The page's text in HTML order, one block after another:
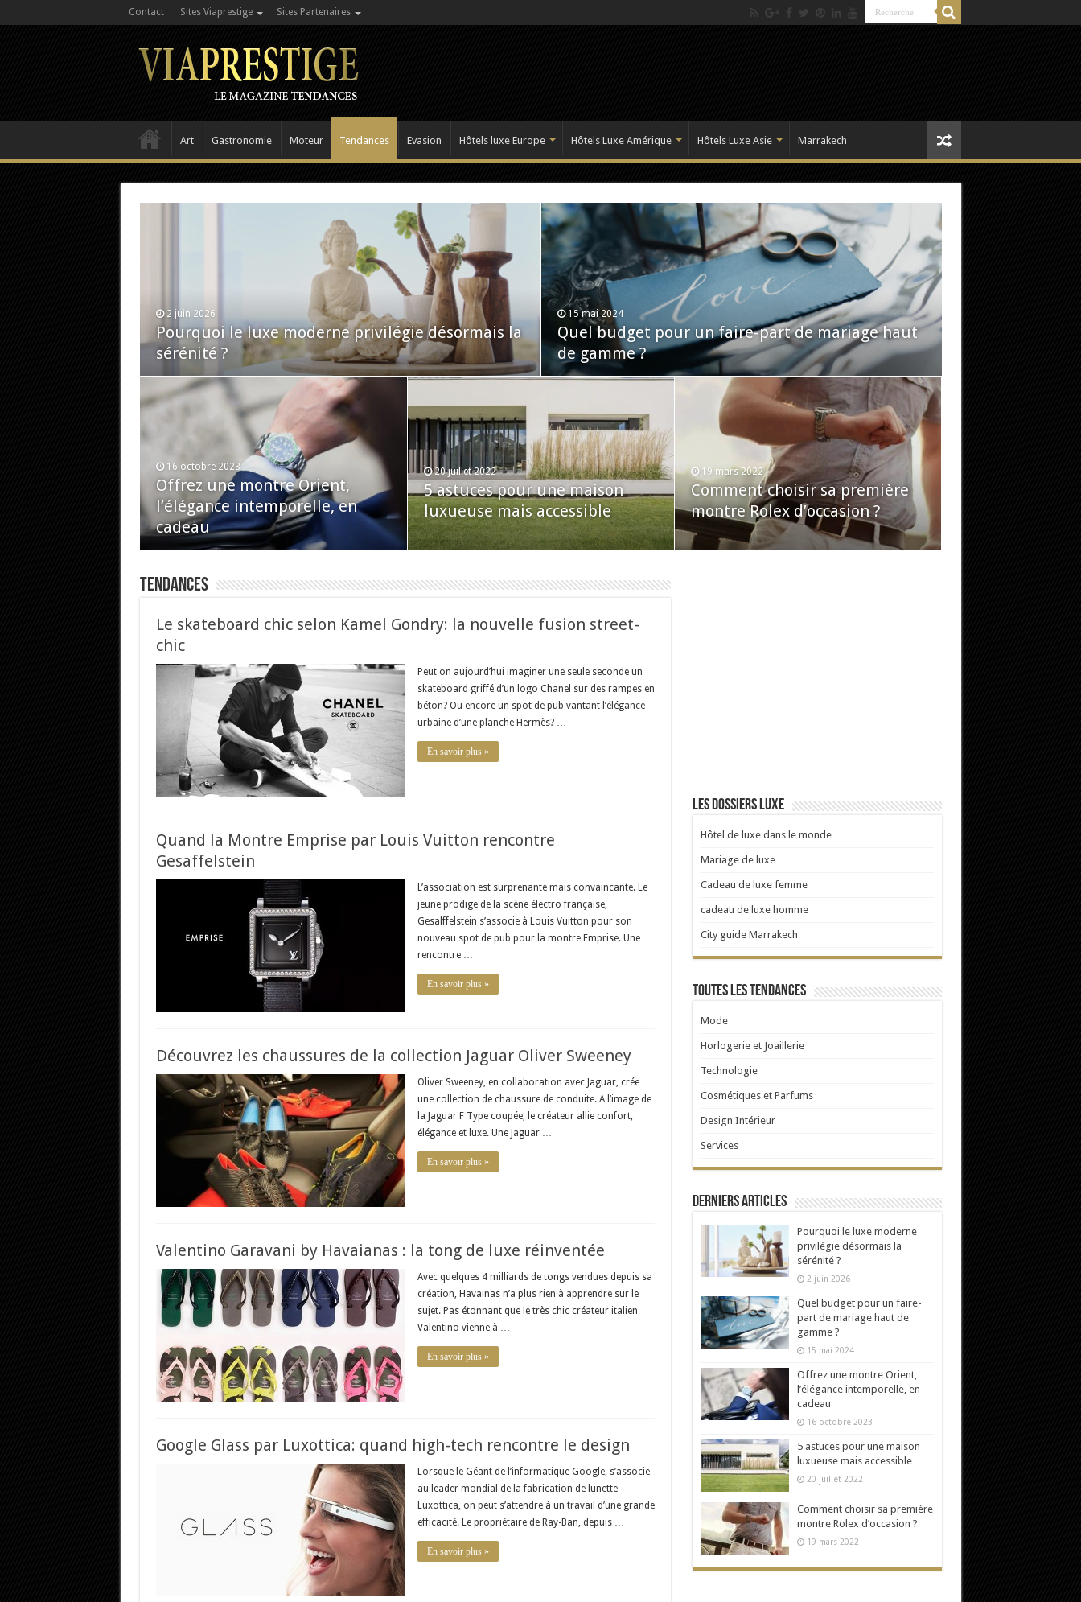
Contact Sites Viaprestige Sites Partenaires
Art Gastronomie Moteur Tendances Evasion Hôtels luxe Europe Hôtels Luxe Amérique Hôtels Luxe Asie Marrakech
2 juin 2026
Pourquoi le luxe moderne privilégie désormais la
sérénité ?
15 mai 2024
Quel budget pour un faire-part de mariage haut
de gamme ?
16 octobre 2023
Offrez une montre Orient,
l’élégance intemporelle, en
cadeau
20 juillet 2022
5 astuces pour une maison
luxueuse mais accessible
19 mars 2022
Comment choisir sa première
montre Rolex d’occasion ?
Tendances
Le skateboard chic selon Kamel Gondry: la nouvelle fusion street-
chic
Peut on aujourd’hui imaginer une seule seconde un
skateboard griffé d’un logo Chanel sur des rampes en
béton? Ou encore un spot de pub vantant l’élégance
urbaine d’une planche Hermès? …
En savoir plus »
Quand la Montre Emprise par Louis Vuitton rencontre
Gesaffelstein
L’association est surprenante mais convaincante. Le
jeune prodige de la scène électro française,
Gesalffelstein s’associe à Louis Vuitton pour son
nouveau spot de pub pour la montre Emprise. Une
rencontre …
En savoir plus »
Découvrez les chaussures de la collection Jaguar Oliver Sweeney
Oliver Sweeney, en collaboration avec Jaguar, crée
une collection de chaussure de conduite. A l’image de
la Jaguar F Type coupée, le créateur allie confort,
élégance et luxe. Une Jaguar …
En savoir plus »
Valentino Garavani by Havaianas : la tong de luxe réinventée
Avec quelques 4 milliards de tongs vendues depuis sa
création, Havainas n’a plus rien à apprendre sur le
sujet. Pas étonnant que le très chic créateur italien
Valentino vienne à …
En savoir plus »
Google Glass par Luxottica: quand high-tech rencontre le design
Lorsque le Géant de l’informatique Google, s’associe
au leader mondial de la fabrication de lunette
Luxottica, on peut s’attendre à un travail d’une grande
efficacité. Le propriétaire de Ray-Ban, depuis …
En savoir plus »
Les dossiers luxe
Hôtel de luxe dans le monde
Mariage de luxe
Cadeau de luxe femme
cadeau de luxe homme
City guide Marrakech
Toutes les tendances
Mode
Horlogerie et Joaillerie
Technologie
Cosmétiques et Parfums
Design Intérieur
Services
Derniers articles
Pourquoi le luxe moderne
privilégie désormais la
sérénité ?
2 juin 2026
Quel budget pour un faire-
part de mariage haut de
gamme ?
15 mai 2024
Offrez une montre Orient,
l’élégance intemporelle, en
cadeau
16 octobre 2023
5 astuces pour une maison
luxueuse mais accessible
20 juillet 2022
Comment choisir sa première
montre Rolex d’occasion ?
19 mars 2022